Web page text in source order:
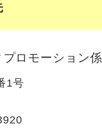
ロモーション係
1号